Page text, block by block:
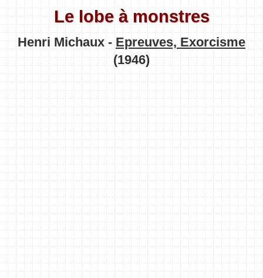
Le lobe à monstres
Henri Michaux - Epreuves, Exorcisme
(1946)